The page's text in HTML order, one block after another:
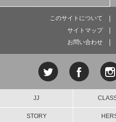
このサイトについて
サイトマップ
お問い合わせ
JJ
STORY